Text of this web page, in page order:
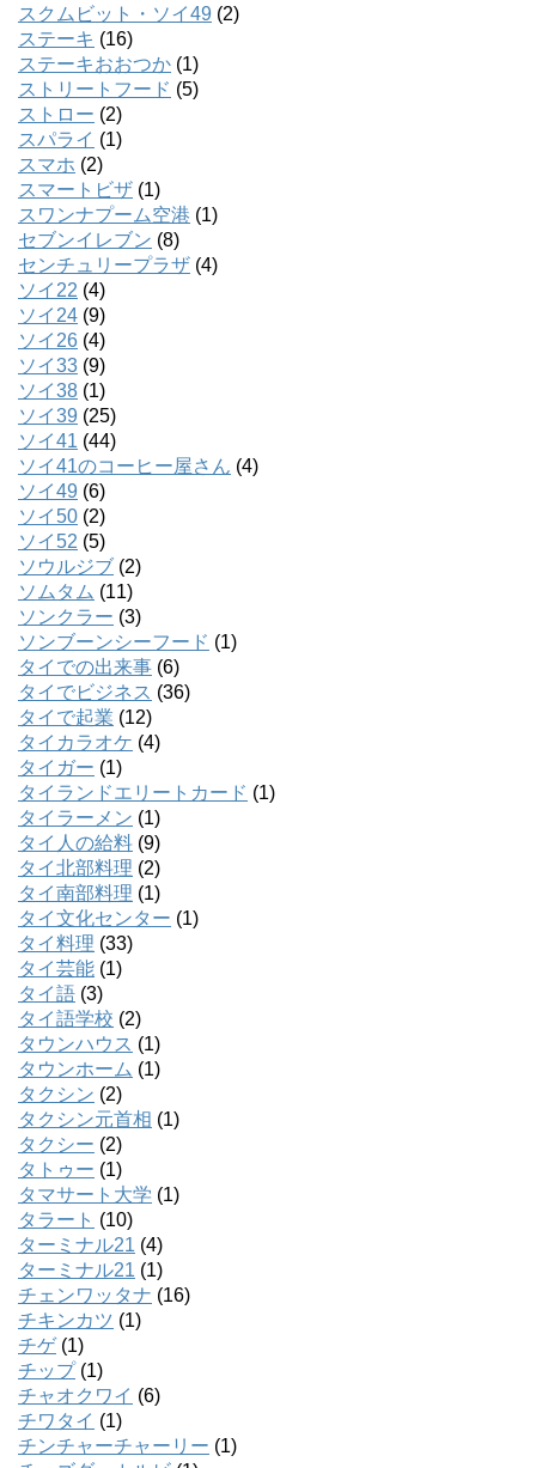
スクムビット・ソイ49 (2)
ステーキ (16)
ステーキおおつか (1)
ストリートフード (5)
ストロー (2)
スパライ (1)
スマホ (2)
スマートビザ (1)
スワンナプーム空港 (1)
セブンイレブン (8)
センチュリープラザ (4)
ソイ22 (4)
ソイ24 (9)
ソイ26 (4)
ソイ33 (9)
ソイ38 (1)
ソイ39 (25)
ソイ41 (44)
ソイ41のコーヒー屋さん (4)
ソイ49 (6)
ソイ50 (2)
ソイ52 (5)
ソウルジブ (2)
ソムタム (11)
ソンクラー (3)
ソンブーンシーフード (1)
タイでの出来事 (6)
タイでビジネス (36)
タイで起業 (12)
タイカラオケ (4)
タイガー (1)
タイランドエリートカード (1)
タイラーメン (1)
タイ人の給料 (9)
タイ北部料理 (2)
タイ南部料理 (1)
タイ文化センター (1)
タイ料理 (33)
タイ芸能 (1)
タイ語 (3)
タイ語学校 (2)
タウンハウス (1)
タウンホーム (1)
タクシン (2)
タクシン元首相 (1)
タクシー (2)
タトゥー (1)
タマサート大学 (1)
タラート (10)
ターミナル21 (4)
ターミナル21 (1)
チェンワッタナ (16)
チキンカツ (1)
チゲ(1)
チップ(1)
チャオクワイ (6)
チワタイ (1)
チンチャーチャーリー (1)